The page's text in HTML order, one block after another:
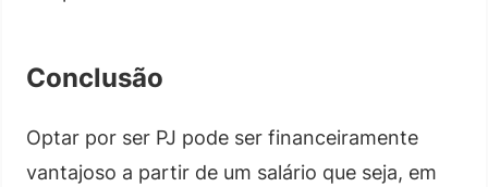
Conclusão
Optar por ser PJ pode ser financeiramente
vantajoso a partir de um salário que seja, em